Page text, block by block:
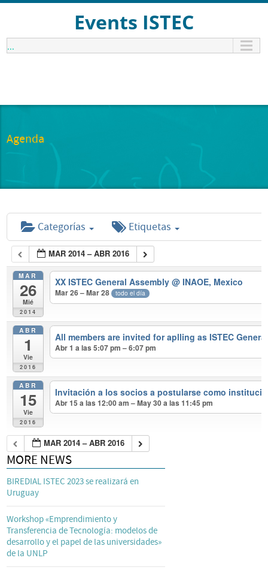
Events ISTEC
...
Agenda
Categorías Etiquetas
MAR 2014 – ABR 2016
MAR
26
Mié
2014
XX ISTEC General Assembly @ INAOE, Mexico
Mar 26 – Mar 28 todo el día
ABR
1
Vie
2016
All members are invited for aplling as ISTEC
Abr 1 a las 5:07 pm – 6:07 pm
ABR
15
Vie
2016
Invitación a los socios a postularse como
Abr 15 a las 12:00 am – May 30 a las 11:45 pm
MAR 2014 – ABR 2016
MORE NEWS
BIREDIAL ISTEC 2023 se realizará en
Uruguay
Workshop «Emprendimiento y
Transferencia de Tecnología: modelos de
desarrollo y el papel de las universidades»
de la UNLP